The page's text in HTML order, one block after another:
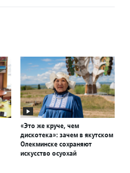
«Это же круче, чем
дискотека»: зачем в якутском
Олекминске сохраняют
искусство осуохай